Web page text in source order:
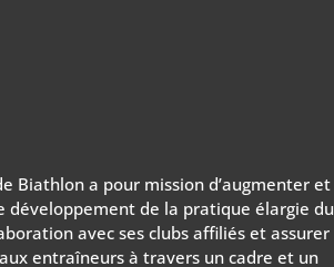
Biathlon a pour mission d’augmenter et
développement de la pratique élargie du
avec ses clubs affiliés et assurer
entraîneurs à travers un cadre et un